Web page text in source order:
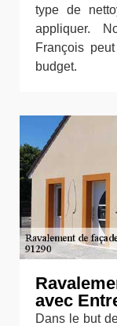
type de
appliquer.
François
budget.
avec
Dans le but